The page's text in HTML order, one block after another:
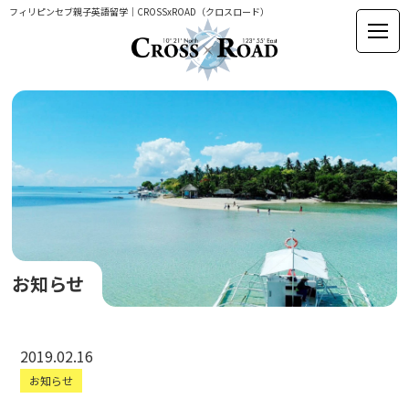
フィリピンセブ親子英語留学｜CROSSxROAD（クロスロード）
お知らせ
2019.02.16
お知らせ